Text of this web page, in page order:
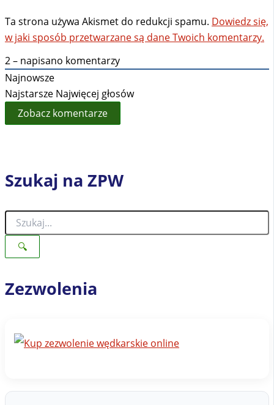
Ta strona używa Akismet do redukcji spamu. Dowiedz się,
w jaki sposób przetwarzane są dane Twoich komentarzy.
2– napisano komentarzy
Najnowsze
Najstarsze Najwięcej głosów
Zobacz komentarze
Szukaj na ZPW
S
n
🔍
Zezwolenia